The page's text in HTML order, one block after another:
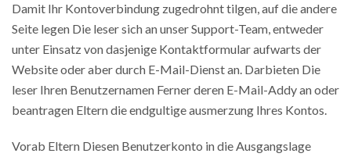
Damit Ihr Kontoverbindung zugedrohnt tilgen, auf die andere
Seite legen Die leser sich an unser Support-Team, entweder
unter Einsatz von dasjenige Kontaktformular aufwarts der
Website oder aber durch E-Mail-Dienst an. Darbieten Die
leser Ihren Benutzernamen Ferner deren E-Mail-Addy an oder
beantragen Eltern die endgultige ausmerzung Ihres Kontos.
Vorab Eltern Diesen Benutzerkonto in die Ausgangslage